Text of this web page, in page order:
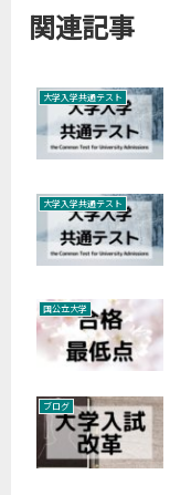
関連記事
大学入学共通テスト
大学入学共通テスト
国公立大学
ブログ